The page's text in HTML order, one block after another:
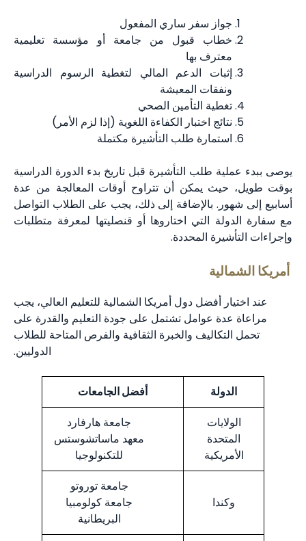
جواز سفر ساري المفعول
خطاب قبول من جامعة أو مؤسسة تعليمية
معترف بها
إثبات الدعم المالي لتغطية الرسوم الدراسية
ونفقات المعيشة
تغطية التأمين الصحي
نتائج اختبار الكفاءة اللغوية (إذا لزم الأمر)
استمارة طلب التأشيرة مكتملة
يوصى ببدء عملية طلب التأشيرة قبل تاريخ بدء الدورة الدراسية
بوقت طويل، حيث يمكن أن تتراوح أوقات المعالجة من عدة
أسابيع إلى شهور. بالإضافة إلى ذلك، يجب على الطلاب التواصل
مع سفارة الدولة التي اختاروها أو قنصليتها لمعرفة متطلبات
وإجراءات التأشيرة المحددة.
أمريكا الشمالية
عند اختيار أفضل دول أمريكا الشمالية للتعليم العالي، يجب
مراعاة عدة عوامل تشتمل على جودة التعليم والقدرة على
تحمل التكاليف والخبرة الثقافية والفرص المتاحة للطلاب
الدوليين.
الدولة
أفضل الجامعات
الولايات
المتحدة
الأمريكية
جامعة هارفارد
معهد ماساتشوستس
للتكنولوجيا
وكندا
جامعة توروتو
جامعة كولومبيا
البريطانية